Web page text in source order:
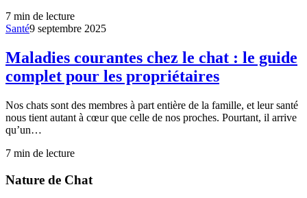
7 min de lecture
Santé9 septembre 2025
Maladies courantes chez le chat : le guide
complet pour les propriétaires
Nos chats sont des membres à part entière de la famille, et leur santé
nous tient autant à cœur que celle de nos proches. Pourtant, il arrive
qu’un…
7 min de lecture
Nature de Chat